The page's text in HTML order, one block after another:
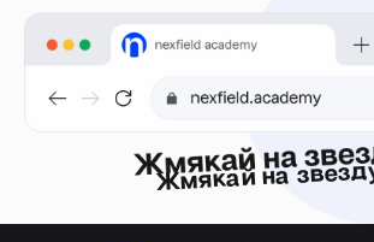
Жмякай на